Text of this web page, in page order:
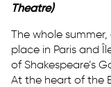
Theatre)
The whole
place in Paris and
of Shakespeare’s
At the heart of the